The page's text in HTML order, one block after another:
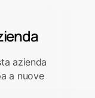
azienda
a nuove